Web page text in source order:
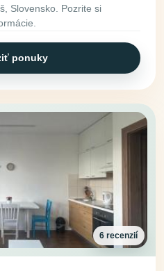
Slovensko. Pozrite si
ponuky
6 recenzií